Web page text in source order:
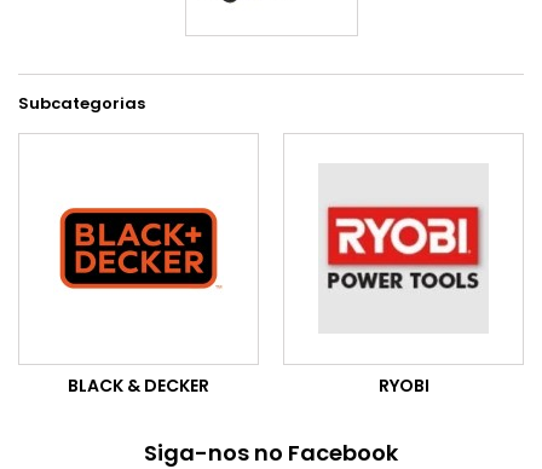
Subcategorias
BLACK & DECKER RYOBI
Siga-nos no Facebook